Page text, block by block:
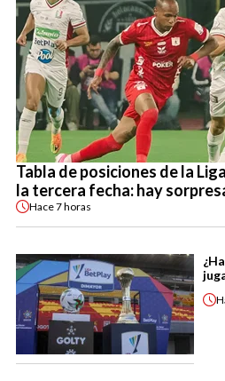
Tabla de posiciones de la
la tercera fecha: hay
Hace7 horas